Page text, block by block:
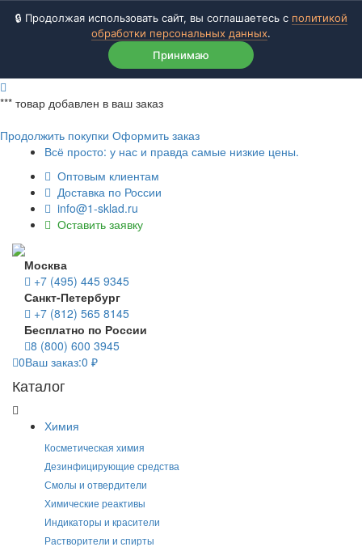
🔒 Продолжая использовать сайт, вы соглашаетесь с политикой
обработки персональных данных.
Принимаю
*** товар добавлен в ваш заказ
Продолжить покупки Оформить заказ
Всё просто: у нас и правда самые низкие цены.
Оптовым клиентам
Доставка по России
info@1-sklad.ru
Оставить заявку
Москва
+7 (495) 445 9345
Санкт-Петербург
+7 (812) 565 8145
Бесплатно по России
8 (800) 600 3945
0Ваш заказ:0 ₽
Каталог
Химия
Косметическая химия
Дезинфицирующие средства
Смолы и отвердители
Химические реактивы
Индикаторы и красители
Растворители и спирты